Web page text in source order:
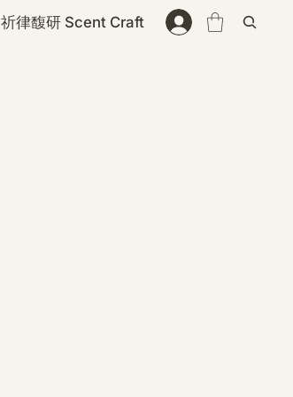
祈律馥研 Scent Craft